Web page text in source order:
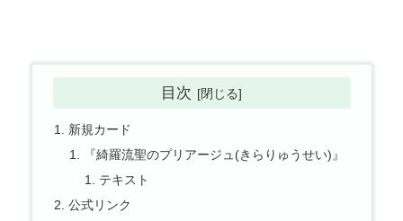
目次
新規カード
『綺羅流聖のプリアージュ(きらりゅうせい)』
テキスト
公式リンク